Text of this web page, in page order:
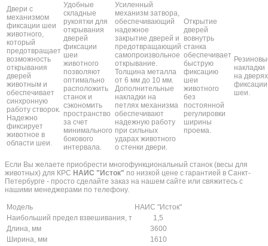
Двери с
механизмом
фиксации шеи
животного,
который
предотвращает
возможность
открывания
дверей
животным и
обеспечивает
синхронную
работу створок.
Надежно
фиксирует
животное в
области шеи.
Удобные
складные
рукоятки для
открывания
дверей
фиксации
шеи
животного
позволяют
оптимально
расположить
станок и
сэкономить
пространство
за счет
минимального
бокового
интервала.
Усиленный
механизм затвора,
обеспечивающий
надежное
закрытие дверей и
предотвращающий
самопроизвольное
открывание.
Толщина металла
от 6 мм до 10 мм.
Дополнительные
накладки на
петлях механизма
обеспечивают
надежную работу
при сильных
ударах животного
о стенки двери.
Открытие
дверей
вовнутрь
станка
обеспечивает
быструю
фиксацию
шеи
животного
без
постоянной
регулировки
ширины
проема.
накладки
на дверях
фиксации
шеи.
Если Вы желаете приобрести многофункциональный станок (весы для
животных) для КРС НАИС "Исток" по низкой цене с гарантией в Санкт-
Петербурге - просто сделайте заказ на нашем сайте или свяжитесь с
нашими менеджерами по телефону.
Модель
НАИС "Исток"
Наибольший предел взвешивания, т
1,5
Длина, мм
3600
Ширина, мм
1610